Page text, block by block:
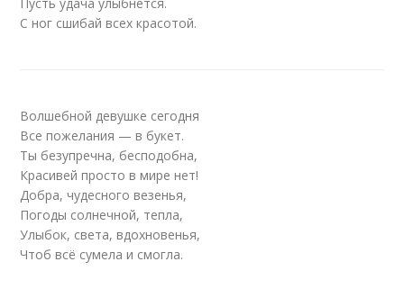
С ног сшибай всех красотой.
Волшебной девушке сегодня
Все пожелания — в букет.
Ты безупречна, бесподобна,
Красивей просто в мире нет!
Добра, чудесного везенья,
Погоды солнечной, тепла,
Улыбок, света, вдохновенья,
Чтоб всё сумела и смогла.